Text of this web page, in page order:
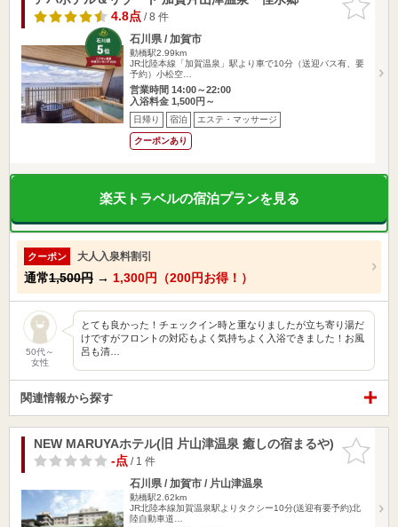
りに追加
4.8点/ 8 件
石川県 / 加賀市
動橋駅2.99km
JR北陸本線「加賀温泉」駅より車で10分（送迎バス有、要
予約）小松空…
営業時間 14:00～22:00
入浴料金 1,500円～
日帰り 宿泊 エステ・マッサージ
クーポンあり
楽天トラベルの宿泊プランを見る
クーポン 大人入泉料割引
通常1,500円 → 1,300円（200円お得！）
50代～
女性
とても良かった！チェックイン時と重なりましたが立ち寄り湯だ
けですがフロントの対応もよく気持ちよく入浴できました！お風
呂も清…
関連情報から探す
お気に入
りに追加
NEW MARUYAホテル(旧 片山津温泉 癒しの宿まるや)
-点/ 1 件
石川県 / 加賀市 / 片山津温泉
動橋駅2.62km
JR北陸本線加賀温泉駅よりタクシー10分(送迎有要予約)北
陸自動車道…